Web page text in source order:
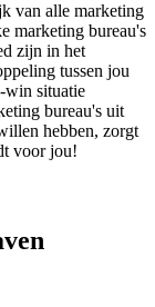
van alle marketing
marketing bureau's
zijn in het
tussen jou
win situatie
bureau's uit
hebben, zorgt
voor jou!